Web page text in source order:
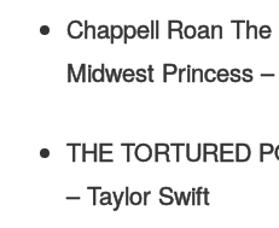
Chappell Roan
Midwest Princess
THE TORTURED
– Taylor Swift